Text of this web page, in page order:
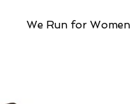
We Run for Women